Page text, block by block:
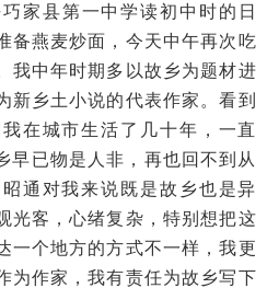
家县第一中学读初中时的日
备燕麦炒面，今天中午再次吃
我中年时期多以故乡为题材进
新乡土小说的代表作家。看到
在城市生活了几十年，一直
早已物是人非，再也回不到从
通对我来说既是故乡也是异
光客，心绪复杂，特别想把这
一个地方的方式不一样，我更
为作家，我有责任为故乡写下